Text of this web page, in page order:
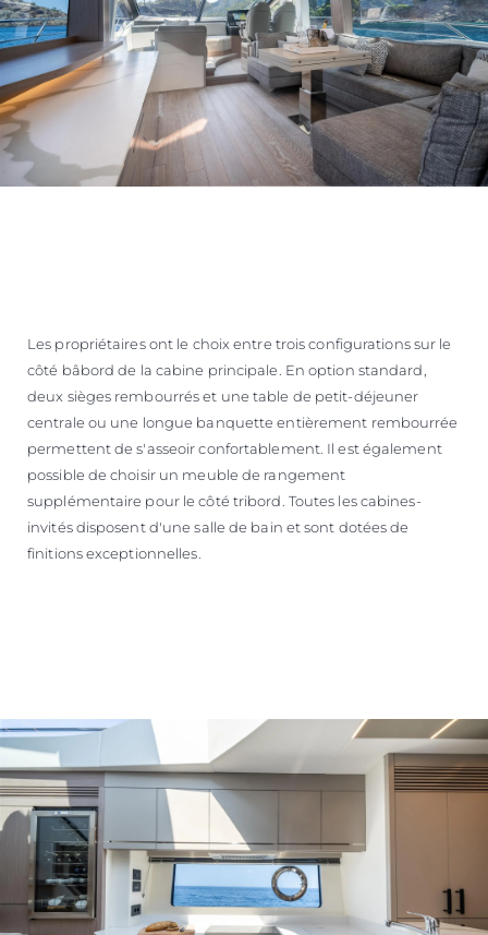
Les propriétaires ont le choix entre trois configurations sur le
côté bâbord de la cabine principale. En option standard,
deux sièges rembourrés et une table de petit-déjeuner
centrale ou une longue banquette entièrement rembourrée
permettent de s'asseoir confortablement. Il est également
possible de choisir un meuble de rangement
supplémentaire pour le côté tribord. Toutes les cabines-
invités disposent d'une salle de bain et sont dotées de
finitions exceptionnelles.